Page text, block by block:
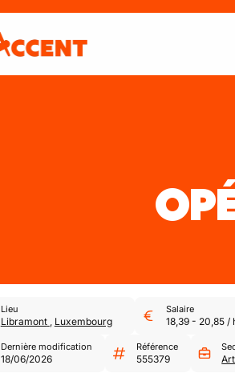
Lieu
Libramont , Luxembourg
Salaire
18,39- 20,85/
Dernière modification
18/06/2026
Référence
555379